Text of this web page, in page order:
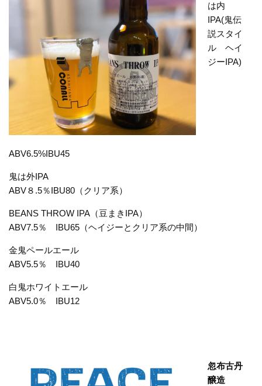
は内
IPA(鬼伝
説スタイ
ル ヘイ
ジーIPA)
ABV6.5%IBU45
鬼は外IPA
ABV８.5％IBU80（クリア系）
BEANS THROW IPA（豆まきIPA）
ABV7.5％ IBU65（ヘイジーとクリア系の中間）
金鬼ペールエール
ABV5.5％ IBU40
白鬼ホワイトエール
ABV5.0％ IBU12
忽布古丹
醸造